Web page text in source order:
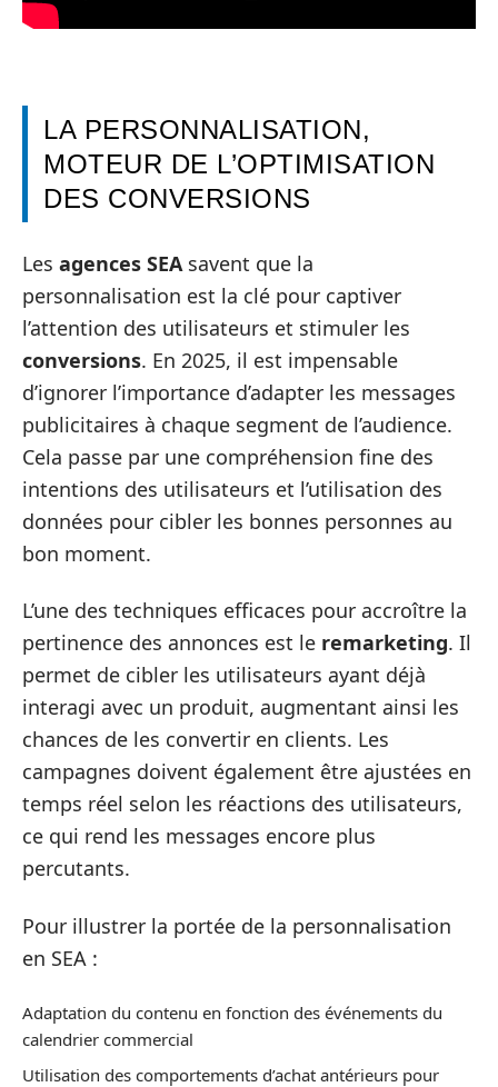
LA PERSONNALISATION,
MOTEUR DE L’OPTIMISATION
DES CONVERSIONS
Les agences SEA savent que la
personnalisation est la clé pour captiver
l’attention des utilisateurs et stimuler les
conversions. En 2025, il est impensable
d’ignorer l’importance d’adapter les messages
publicitaires à chaque segment de l’audience.
Cela passe par une compréhension fine des
intentions des utilisateurs et l’utilisation des
données pour cibler les bonnes personnes au
bon moment.
L’une des techniques efficaces pour accroître la
pertinence des annonces est le remarketing. Il
permet de cibler les utilisateurs ayant déjà
interagi avec un produit, augmentant ainsi les
chances de les convertir en clients. Les
campagnes doivent également être ajustées en
temps réel selon les réactions des utilisateurs,
ce qui rend les messages encore plus
percutants.
Pour illustrer la portée de la personnalisation
en SEA :
Adaptation du contenu en fonction des événements du
calendrier commercial
Utilisation des comportements d’achat antérieurs pour